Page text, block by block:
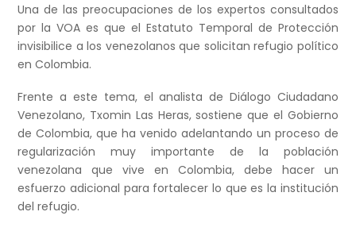
Una de las preocupaciones de los expertos consultados
por la VOA es que el Estatuto Temporal de Protección
invisibilice a los venezolanos que solicitan refugio político
en Colombia.
Frente a este tema, el analista de Diálogo Ciudadano
Venezolano, Txomin Las Heras, sostiene que el Gobierno
de Colombia, que ha venido adelantando un proceso de
regularización muy importante de la población
venezolana que vive en Colombia, debe hacer un
esfuerzo adicional para fortalecer lo que es la institución
del refugio.